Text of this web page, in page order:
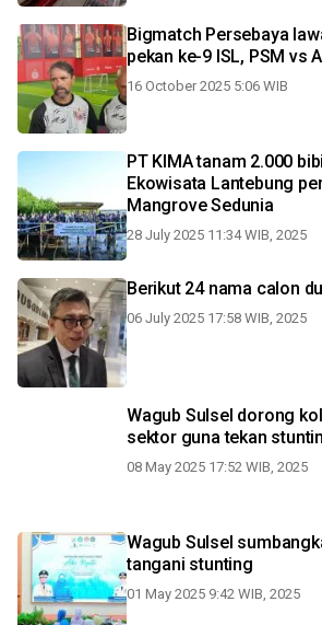
Bigmatch Persebaya
pekan ke-9 ISL, PSM vs
16 October 2025 5:06 WIB
PT KIMA tanam 2.000
Ekowisata Lantebung
Mangrove Sedunia
28 July 2025 11:34 WIB, 2025
Berikut 24 nama calon
06 July 2025 17:58 WIB, 2025
Wagub Sulsel dorong
sektor guna tekan
08 May 2025 17:52 WIB, 2025
Wagub Sulsel
tangani stunting
01 May 2025 9:42 WIB, 2025